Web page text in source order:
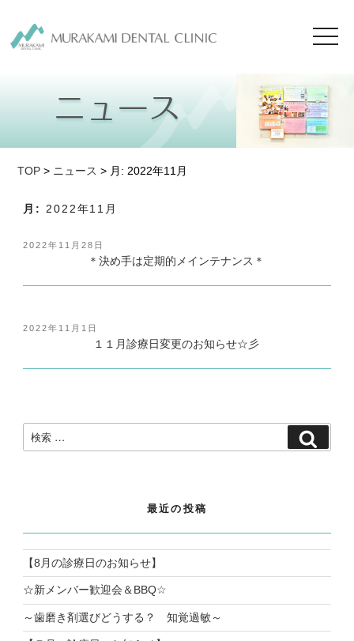
TOP > ニュース > 月: 2022年11月
月: 2022年11月
投
2022年11月28日
＊決め手は定期的メインテナンス＊
投
2022年11月1日
１１月診療日変更のお知らせ☆彡
検
索:
索
最近の投稿
【8月の診療日のお知らせ】
☆新メンバー歓迎会＆BBQ☆
～歯磨き剤選びどうする？ 知覚過敏～